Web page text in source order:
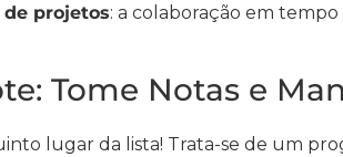
projetos: a colaboração em
Tome Notas e
lugar da lista! Trata-se de um